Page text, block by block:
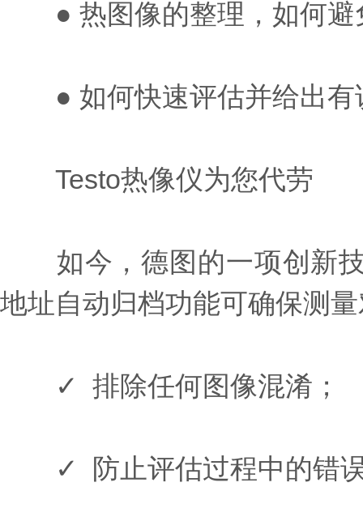
● 热图像的整理，如何避
● 如何快速评估并给出有
Testo热像仪为您代劳
如今，德图的一项创新技
地址自动归档功能可确保测
✓ 排除任何图像混淆；
✓ 防止评估过程中的错